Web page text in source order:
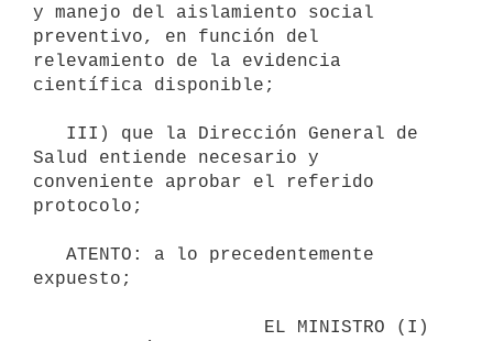
y manejo del aislamiento social
preventivo, en función del
relevamiento de la evidencia
científica disponible;
Salud entiende necesario y
conveniente aprobar el referido
protocolo;
expuesto;